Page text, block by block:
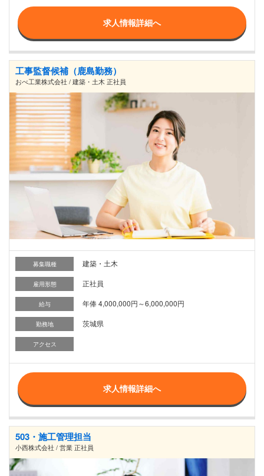
求人情報詳細へ
工事監督候補（鹿島勤務）
おべ工業株式会社 / 建築・土木 正社員
募集職種 建築・土木
雇用形態 正社員
給与 年俸 4,000,000円～6,000,000円
勤務地 茨城県
アクセス
求人情報詳細へ
503・施工管理担当
小西株式会社 / 営業 正社員